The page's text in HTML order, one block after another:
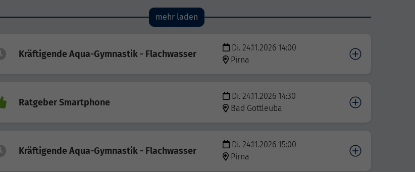
mehr laden
Kräftigende Aqua-Gymnastik - Flachwasser
Di. 24.11.2026 14:00
Pirna
Ratgeber Smartphone
Di. 24.11.2026 14:30
Bad Gottleuba
Kräftigende Aqua-Gymnastik - Flachwasser
Di. 24.11.2026 15:00
Pirna